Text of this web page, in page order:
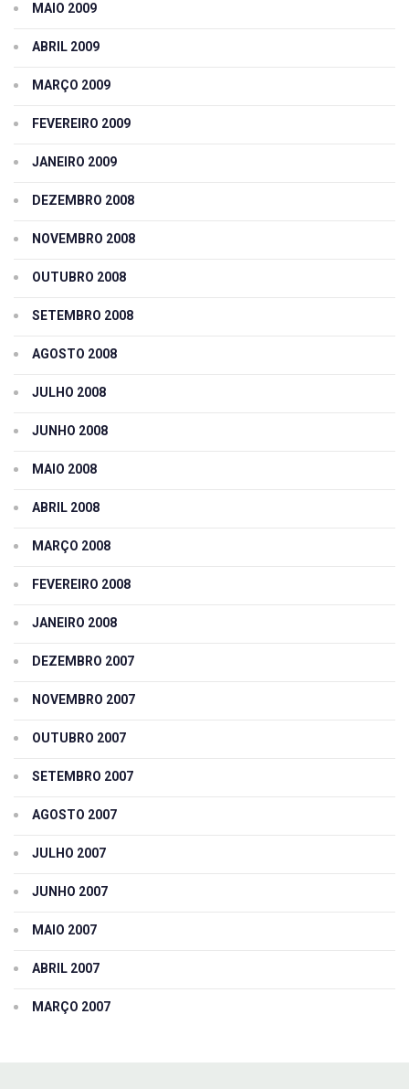
MAIO 2009
ABRIL 2009
MARÇO 2009
FEVEREIRO 2009
JANEIRO 2009
DEZEMBRO 2008
NOVEMBRO 2008
OUTUBRO 2008
SETEMBRO 2008
AGOSTO 2008
JULHO 2008
JUNHO 2008
MAIO 2008
ABRIL 2008
MARÇO 2008
FEVEREIRO 2008
JANEIRO 2008
DEZEMBRO 2007
NOVEMBRO 2007
OUTUBRO 2007
SETEMBRO 2007
AGOSTO 2007
JULHO 2007
JUNHO 2007
MAIO 2007
ABRIL 2007
MARÇO 2007